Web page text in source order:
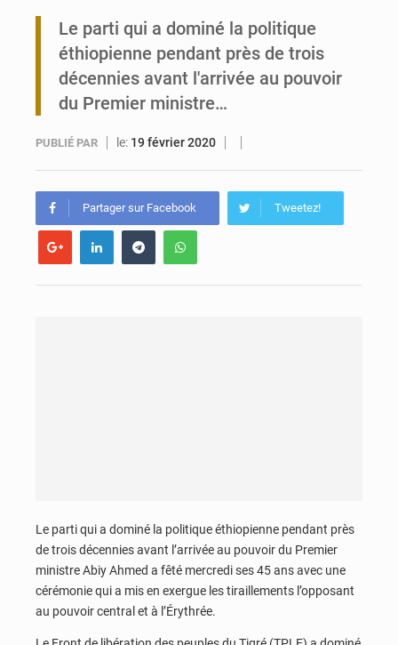
Victoire Dogbé prône l’engagement politique des femmes à Kigali
Le parti qui a dominé la politique
éthiopienne pendant près de trois
décennies avant l'arrivée au pouvoir
du Premier ministre…
PUBLIÉ PAR le: 19 février 2020
Partager sur Facebook Tweetez!
Le parti qui a dominé la politique éthiopienne pendant près
de trois décennies avant l’arrivée au pouvoir du Premier
ministre Abiy Ahmed a fêté mercredi ses 45 ans avec une
cérémonie qui a mis en exergue les tiraillements l’opposant
au pouvoir central et à l’Érythrée.